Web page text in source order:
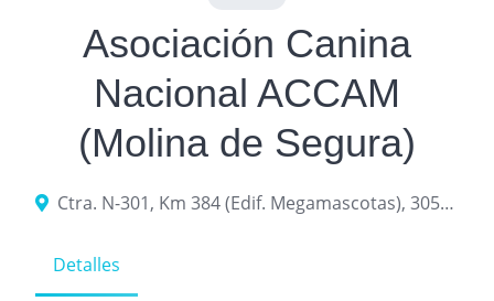
Asociación Canina
Nacional ACCAM
(Molina de Segura)
Ctra. N-301, Km 384 (Edif. Megamascotas), 30500 Molina de Segura
Detalles